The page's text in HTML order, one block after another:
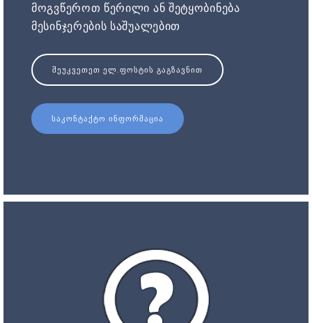
მოგვწეროთ წერილი ან შეტყობინება
მესინჯერების საშუალებით
ᲨᲔᲣᲙᲕᲔᲗᲔᲗ ᲔᲚ.ᲤᲝᲡᲢᲘᲡ ᲒᲐᲒᲖᲐᲕᲜᲘᲗ
ᲡᲐᲙᲝᲜᲢᲐᲥᲢᲝ ᲘᲜᲤᲝᲠᲛᲐᲪᲘᲐ